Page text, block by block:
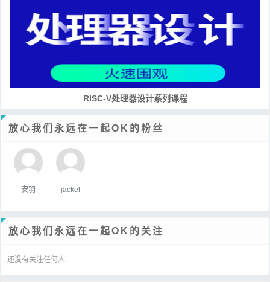
RISC-V处理器设计系列课程
放心我们永远在一起OK的粉丝
安羽 jackel
放心我们永远在一起OK的关注
还没有关注任何人